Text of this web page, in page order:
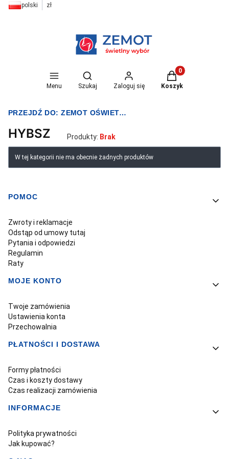
polski zł
Menu
Otwórz wyszukiwarkę
Szukaj Zaloguj się
Produkty w
Koszyk
PRZEJDŹ DO:ZEMOT OŚWIETLENIE I ELEKTRYKA
HYBSZ Produkty: Brak
Lista produktów
W tej kategorii nie ma obecnie żadnych produktów
Linki w stopce
POMOC
Zwroty i reklamacje
Odstąp od umowy tutaj
Pytania i odpowiedzi
Regulamin
Raty
MOJE KONTO
Twoje zamówienia
Ustawienia konta
Przechowalnia
PŁATNOŚCI I DOSTAWA
Formy płatności
Czas i koszty dostawy
Czas realizacji zamówienia
INFORMACJE
Polityka prywatności
Jak kupować?